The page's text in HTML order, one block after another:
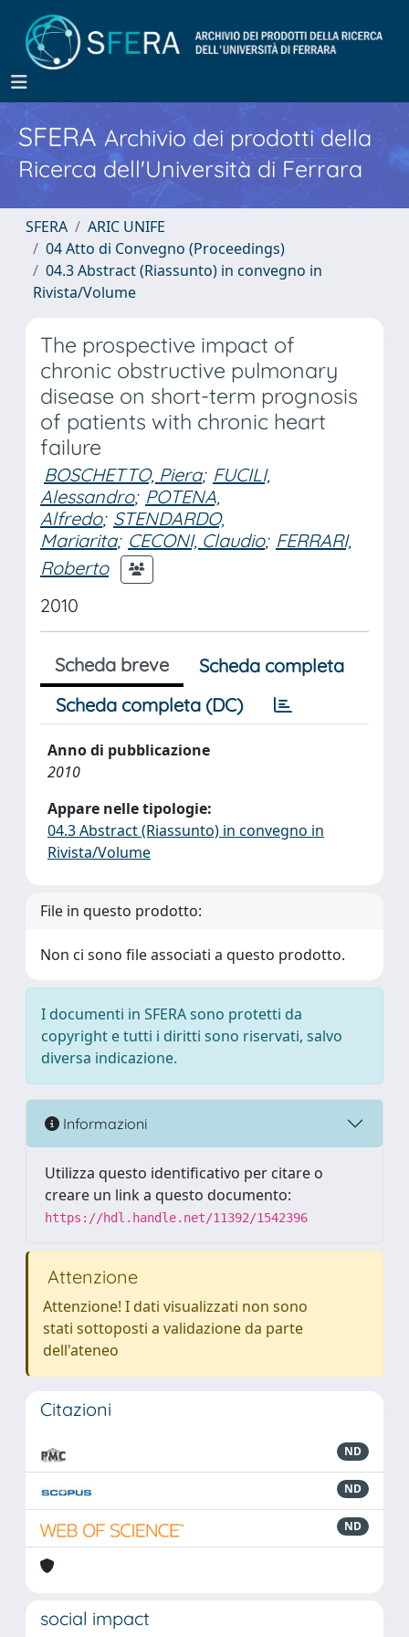
SFERA Archivio dei prodotti della
Ricerca dell'Università di Ferrara
SFERA
ARIC UNIFE
04 Atto di Convegno (Proceedings)
04.3 Abstract (Riassunto) in convegno in
Rivista/Volume
The prospective impact of
chronic obstructive pulmonary
disease on short-term prognosis
of patients with chronic heart
failure
BOSCHETTO, Piera; FUCILI,
Alessandro; POTENA,
Alfredo; STENDARDO,
Mariarita; CECONI, Claudio; FERRARI,
Roberto
2010
Scheda breve
Scheda completa
Scheda completa (DC)
Anno di pubblicazione
2010
Appare nelle tipologie:
04.3 Abstract (Riassunto) in convegno in
Rivista/Volume
File in questo prodotto:
Non ci sono file associati a questo prodotto.
I documenti in SFERA sono protetti da
copyright e tutti i diritti sono riservati, salvo
diversa indicazione.
Informazioni
Utilizza questo identificativo per citare o
creare un link a questo documento:
https://hdl.handle.net/11392/1542396
Attenzione
Attenzione! I dati visualizzati non sono
stati sottoposti a validazione da parte
dell'ateneo
Citazioni
ND
ND
ND
social impact